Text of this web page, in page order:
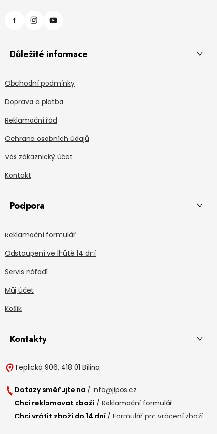
Důležité informace
Obchodní podmínky
Doprava a platba
Reklamační řád
Ochrana osobních údajů
Váš zákaznický účet
Kontakt
Podpora
Reklamační formulář
Odstoupení ve lhůtě 14 dní
Servis nářadí
Můj účet
Košík
Kontakty
Teplická 906, 418 01 Bílina
Dotazy směřujte na / info@jipos.cz
Chci reklamovat zboží / Reklamační formulář
Chci vrátit zboží do 14 dní / Formulář pro vrácení zboží